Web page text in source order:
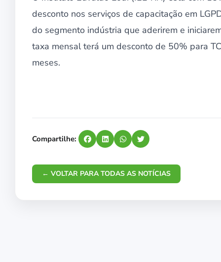
desconto nos serviços de capacitação em
do segmento indústria que aderirem e
taxa mensal terá um desconto de 50% para
meses.
Compartilhe:
← VOLTAR PARA TODAS AS NOTÍCIAS